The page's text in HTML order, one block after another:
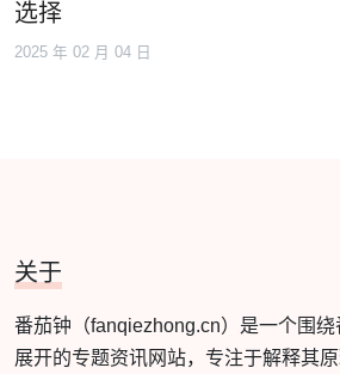
选择
2025 年 02 月 04 日
关于
番茄钟（fanqiezhong.cn）是一个围
展开的专题资讯网站，专注于解释其